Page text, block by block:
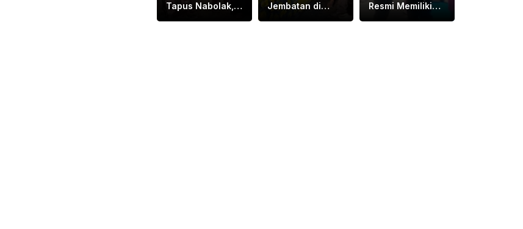
Tapus Nabolak,
Jembatan di
Resmi Memiliki